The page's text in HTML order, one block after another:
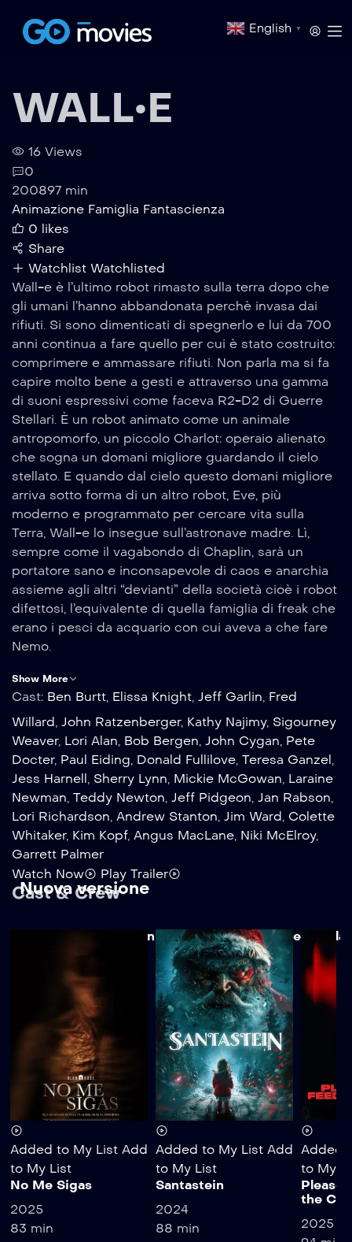
English ▼
WALL•E
16 Views
0
200897 min
Animazione Famiglia Fantascienza
0 likes
Share
Watchlist Watchlisted
Wall-e è l’ultimo robot rimasto sulla terra dopo che
gli umani l’hanno abbandonata perchè invasa dai
rifiuti. Si sono dimenticati di spegnerlo e lui da 700
anni continua a fare quello per cui è stato costruito:
comprimere e ammassare rifiuti. Non parla ma si fa
capire molto bene a gesti e attraverso una gamma
di suoni espressivi come faceva R2-D2 di Guerre
Stellari. È un robot animato come un animale
antropomorfo, un piccolo Charlot: operaio alienato
che sogna un domani migliore guardando il cielo
stellato. E quando dal cielo questo domani migliore
arriva sotto forma di un altro robot, Eve, più
moderno e programmato per cercare vita sulla
Terra, Wall-e lo insegue sull’astronave madre. Lì,
sempre come il vagabondo di Chaplin, sarà un
portatore sano e inconsapevole di caos e anarchia
assieme agli altri “devianti” della società cioè i robot
difettosi, l’equivalente di quella famiglia di freak che
erano i pesci da acquario con cui aveva a che fare
Nemo.
Show More
Cast: Ben Burtt, Elissa Knight, Jeff Garlin, Fred
Willard, John Ratzenberger, Kathy Najimy, Sigourney
Weaver, Lori Alan, Bob Bergen, John Cygan, Pete
Docter, Paul Eiding, Donald Fullilove, Teresa Ganzel,
Jess Harnell, Sherry Lynn, Mickie McGowan, Laraine
Newman, Teddy Newton, Jeff Pidgeon, Jan Rabson,
Lori Richardson, Andrew Stanton, Jim Ward, Colette
Whitaker, Kim Kopf, Angus MacLane, Niki McElroy,
Garrett Palmer
Watch Now
Play Trailer
Cast & Crew
Elissa Knight Jeff Garlin
Fred
Empty video
Nuova versione
Added to My List Add
to My List
No Me Sigas
2025
83 min
Added to My List Add
to My List
Santastein
2024
88 min
Added
to My
Please
the
2025